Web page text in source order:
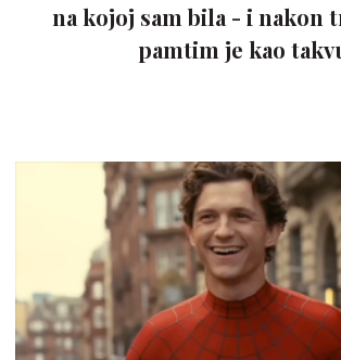
na kojoj sam bila - i nakon
pamtim je kao